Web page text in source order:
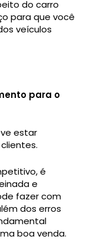
do carro
para que você
veículos
para o
estar
é
e
fazer com
dos erros
boa venda.